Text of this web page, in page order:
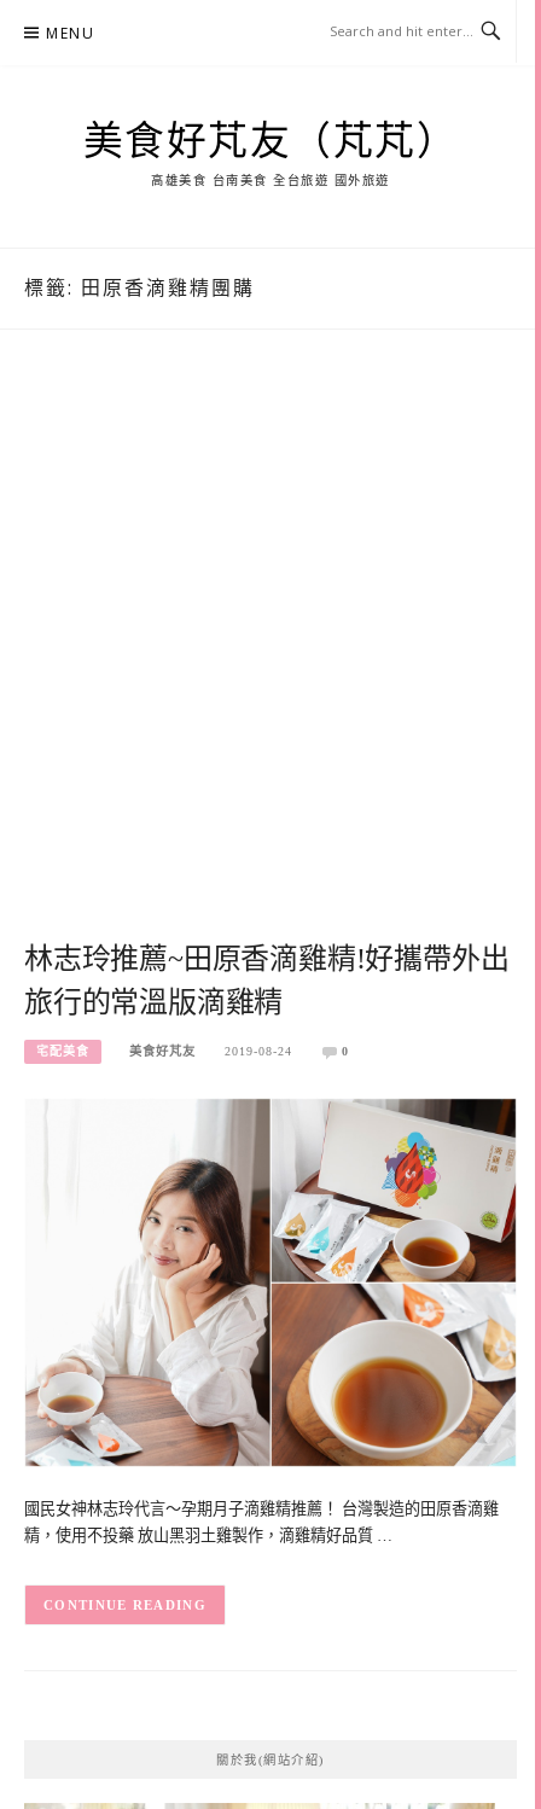
MENU
美食好芃友（芃芃）
高雄美食 台南美食 全台旅遊 國外旅遊
標籤: 田原香滴雞精團購
林志玲推薦~田原香滴雞精!好攜帶外出
旅行的常溫版滴雞精
宅配美食 美食好芃友 2019-08-24 0
國民女神林志玲代言～孕期月子滴雞精推薦！ 台灣製造的田原香滴雞
精，使用不投藥 放山黑羽土雞製作，滴雞精好品質 …
CONTINUE READING
關於我(網站介紹)